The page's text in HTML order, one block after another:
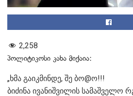
2,258
პოლიტიკოსი კახა მიქაია:
„ხმა გაიკმინდე, შე ბო@ო!!!
ბიძინა ივანიშვილის სამაშველო